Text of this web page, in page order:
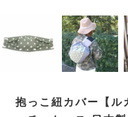
抱っこ紐カバー【ル